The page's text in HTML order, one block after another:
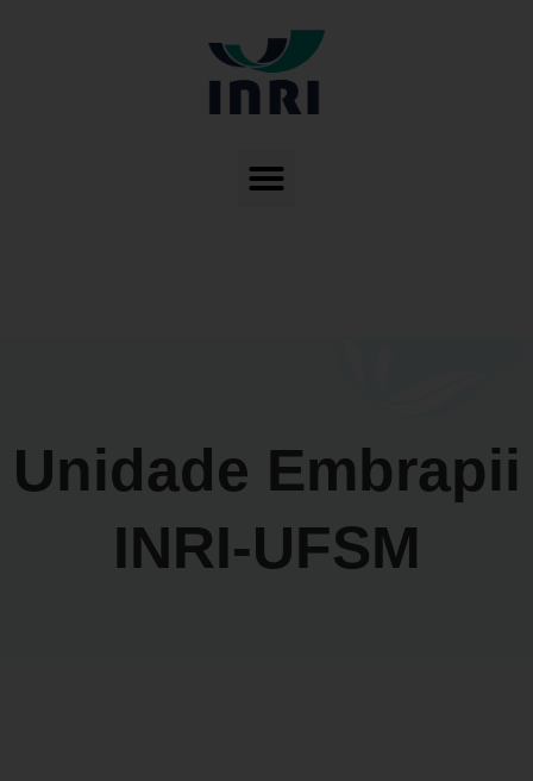
Unidade Embrapii
INRI-UFSM